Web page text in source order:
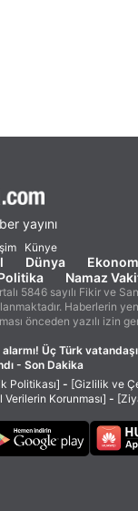
yayını
Künye
Dünya
Namaz
5846 sayılı Fikir ve
Haberlerin
önceden yazılı izin
Üç Türk
- Son Dakika
Politikası] - [Gizlilik ve
Verilerin Korunması] -